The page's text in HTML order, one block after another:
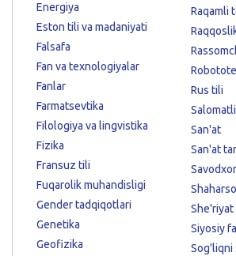
Energiya
Eston tili va madaniyati
Falsafa
Fan va texnologiyalar
Fanlar
Farmatsevtika
Filologiya va lingvistika
Fizika
Fransuz tili
Fuqarolik muhandisligi
Gender tadqiqotlari
Genetika
Geofizika
Raqamli
Rus tili
San'at
San'at
She'riyat
Siyosiy
Sog'liqni